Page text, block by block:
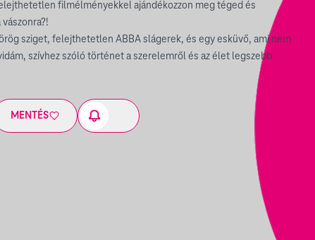
filmélményekkel ajándékozzon meg téged és
sziget, felejthetetlen ABBA slágerek, és egy esküvő, ami nem
szívhez szóló történet a szerelemről és az élet legszebb
MENTÉS